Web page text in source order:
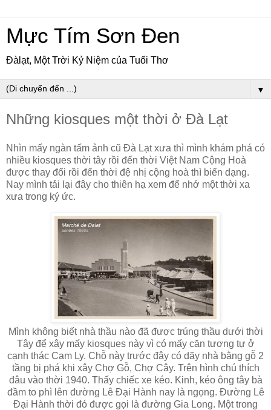
Mực Tím Sơn Đen
Đàlạt, Một Trời Kỷ Niệm của Tuổi Thơ
▼
Những kiosques một thời ở Đà Lạt
Nhìn mấy ngàn tấm ảnh cũ Đà Lạt xưa thì mình khám phá có
nhiều kiosques thời tây rồi đến thời Việt Nam Cộng Hoà
được thay đổi rồi đến thời đệ nhị cộng hoà thì biến dạng.
Nay mình tải lại đây cho thiên hạ xem để nhớ một thời xa
xưa trong ký ức.
Mình không biết nhà thầu nào đã được trúng thầu dưới thời
Tây để xây mấy kiosques này vì có mấy căn tương tự ở
cạnh thác Cam Ly. Chỗ này trước đây có dãy nhà bằng gỗ 2
tầng bị phá khi xây Chợ Gỗ, Chợ Cây. Trên hình chú thích
đâu vào thời 1940. Thấy chiếc xe kéo. Kinh, kéo ông tây bà
đầm to phì lên đường Lê Đại Hành nay là ngọng. Đường Lê
Đại Hành thời đó được gọi là đường Gia Long. Một trong